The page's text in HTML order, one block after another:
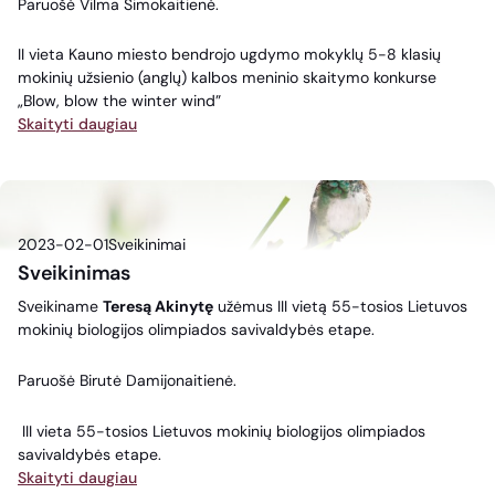
Paruošė Vilma Simokaitienė.
II vieta Kauno miesto bendrojo ugdymo mokyklų 5-8 klasių
mokinių užsienio (anglų) kalbos meninio skaitymo konkurse
„Blow, blow the winter wind”
Skaityti daugiau
2023-02-01Sveikinimai
Sveikinimas
Sveikiname Teresą Akinytę užėmus III vietą 55-tosios Lietuvos
mokinių biologijos olimpiados savivaldybės etape.
Paruošė Birutė Damijonaitienė.
III vieta 55-tosios Lietuvos mokinių biologijos olimpiados
savivaldybės etape.
Skaityti daugiau